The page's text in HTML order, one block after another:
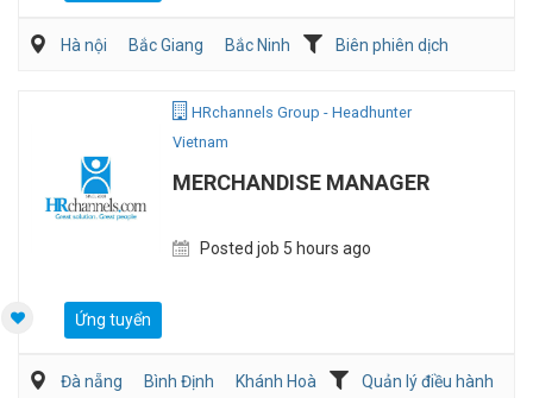
Hà nội Bắc Giang Bắc Ninh
Biên phiên dịch
HRchannels Group - Headhunter
Vietnam
MERCHANDISE MANAGER
Posted job 5 hours ago
Ứng tuyển
Đà nẵng Bình Định Khánh Hoà
Quản lý điều hành